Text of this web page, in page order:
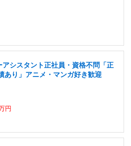
シスタント正社員・資格不問「正
り」アニメ・マンガ好き歓迎
円